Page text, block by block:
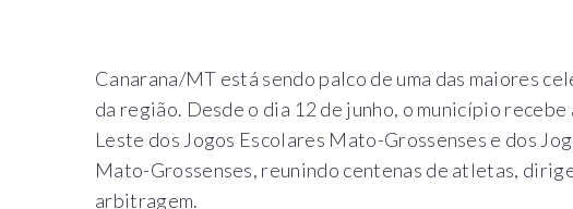
Canarana/MT está sendo palco de uma das maiores
da região. Desde o dia 12 de junho, o município
Leste dos Jogos Escolares Mato-Grossenses e dos
Mato-Grossenses, reunindo centenas de atletas,
arbitragem.